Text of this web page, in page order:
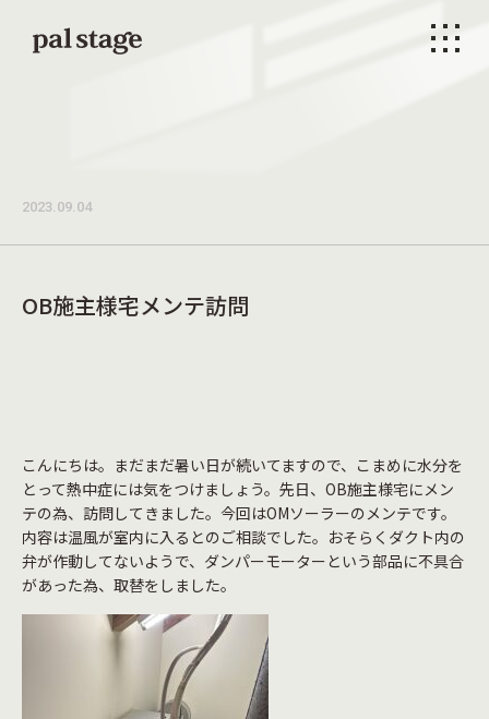
メニ
2023.09.04
OB施主様宅メンテ訪問
こんにちは。まだまだ暑い日が続いてますので、こまめに水分を
とって熱中症には気をつけましょう。先日、OB施主様宅にメン
テの為、訪問してきました。今回はOMソーラーのメンテです。
内容は温風が室内に入るとのご相談でした。おそらくダクト内の
弁が作動してないようで、ダンパーモーターという部品に不具合
があった為、取替をしました。